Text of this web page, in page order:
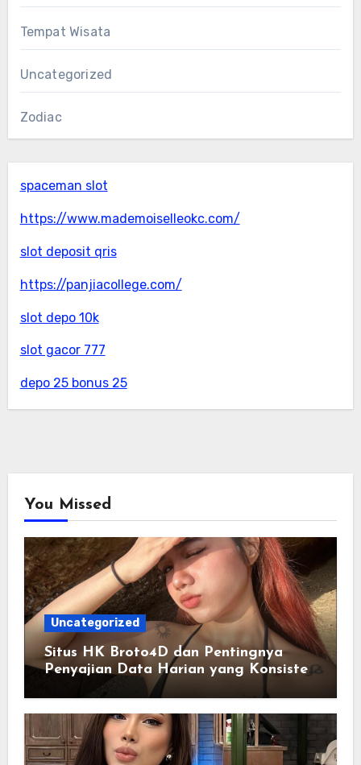
Tempat Wisata
Uncategorized
Zodiac
spaceman slot
https://www.mademoiselleokc.com/
slot deposit qris
https://panjiacollege.com/
slot depo 10k
slot gacor 777
depo 25 bonus 25
You Missed
Uncategorized
Situs HK Broto4D dan Pentingnya
Penyajian Data Harian yang Konsisten